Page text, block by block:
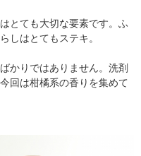
とても大切な要素です。ふ
しはとてもステキ。
かりではありません。洗剤
回は柑橘系の香りを集めて